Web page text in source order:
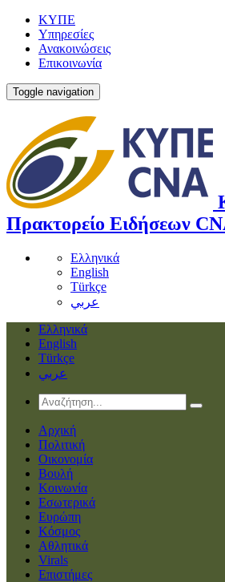
ΚΥΠΕ
Υπηρεσίες
Ανακοινώσεις
Επικοινωνία
Toggle navigation
Πρακτορείο Ειδήσεων
Ελληνικά
English
Türkçe
عربي
Ελληνικά
English
Türkçe
عربي
Αρχική
Πολιτική
Οικονομία
Βουλή
Κοινωνία
Εσωτερικά
Ευρώπη
Κόσμος
Αθλητικά
Virals
Επιστήμες